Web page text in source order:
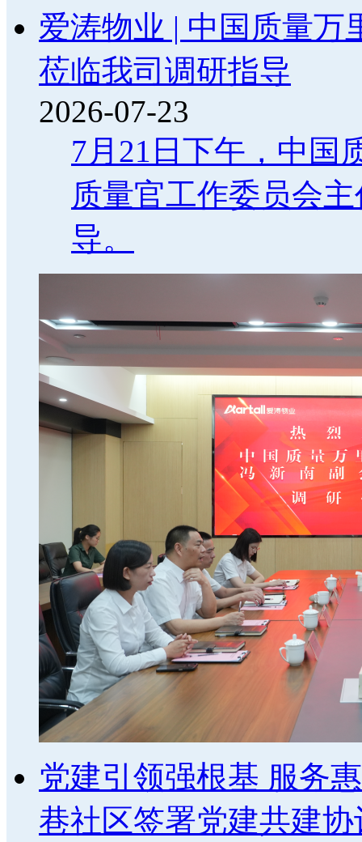
爱涛物业 | 中国质量万
莅临我司调研指导
2026-07-23
7月21日下午，中国
质量官工作委员会
导。
党建引领强根基 服务
巷社区签署党建共建协